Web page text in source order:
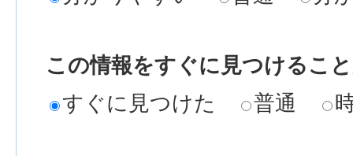
この情報をすぐに見つけるこ
すぐに見つけた
普通